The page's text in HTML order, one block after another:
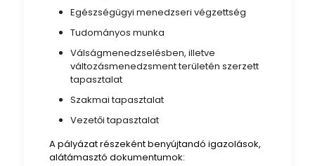
Egészségügyi menedzseri végzettség
Tudományos munka
Válságmenedzselésben, illetve
változásmenedzsment területén szerzett
tapasztalat
Szakmai tapasztalat
Vezetői tapasztalat
A pályázat részeként benyújtandó igazolások,
alátámasztó dokumentumok: